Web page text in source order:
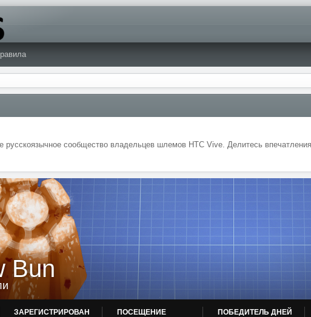
русскоязычное сообщество владельцев шлемов HTC Vive. Делитесь
Bun
ЗАРЕГИСТРИРОВАН ПОСЕЩЕНИЕ ПОБЕДИТЕЛЬ ДНЕЙ